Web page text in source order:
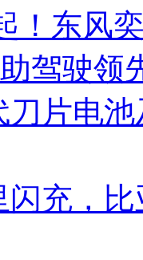
！东风
驾驶领
刀片电
充，